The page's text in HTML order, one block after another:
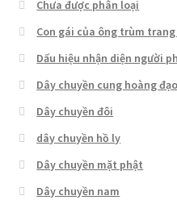
Chưa được phân loại
Con gái của ông trùm
Dấu hiệu nhận diện người
Dây chuyền cung hoàng đạo
Dây chuyền đôi
dây chuyền hồ ly
Dây chuyền mặt phật
Dây chuyền nam